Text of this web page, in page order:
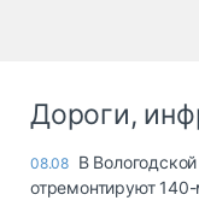
Дороги,
08.08 В
отремонтируют